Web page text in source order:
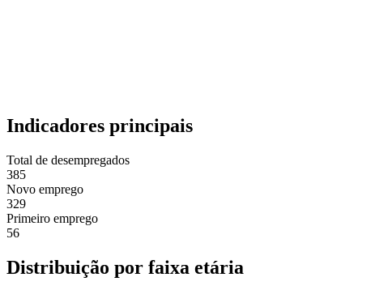
Indicadores principais
Total de desempregados
385
Novo emprego
329
Primeiro emprego
56
Distribuição por faixa etária